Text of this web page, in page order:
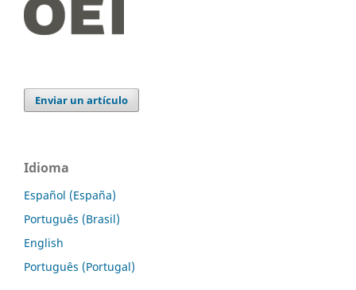
Enviar un artículo
Idioma
Español (España)
Português (Brasil)
English
Português (Portugal)